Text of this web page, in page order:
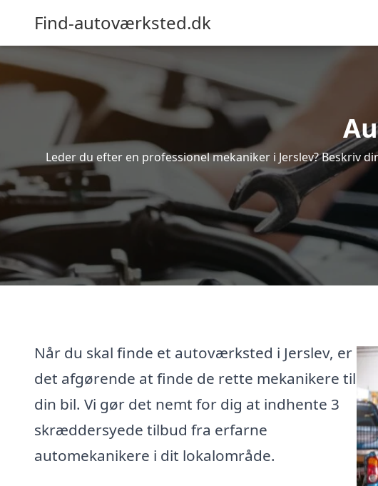
Find-autoværksted.dk
Leder du efter en professionel mekaniker i Jerslev? Beskriv
Når du skal finde et autoværksted i Jerslev, er
det afgørende at finde de rette mekanikere til
din bil. Vi gør det nemt for dig at indhente 3
skræddersyede tilbud fra erfarne
automekanikere i dit lokalområde.